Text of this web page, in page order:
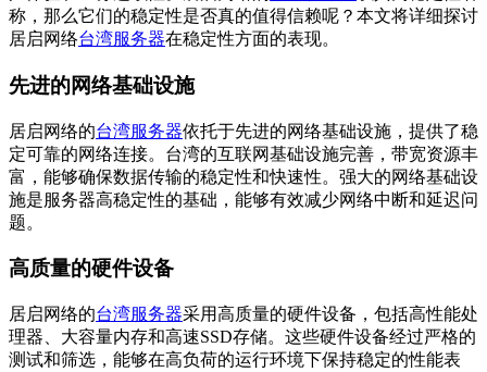
称，那么它们的稳定性是否真的值得信赖呢？本文将详细探讨
居启网络台湾服务器在稳定性方面的表现。
先进的网络基础设施
居启网络的台湾服务器依托于先进的网络基础设施，提供了稳
定可靠的网络连接。台湾的互联网基础设施完善，带宽资源丰
富，能够确保数据传输的稳定性和快速性。强大的网络基础设
施是服务器高稳定性的基础，能够有效减少网络中断和延迟问
题。
高质量的硬件设备
居启网络的台湾服务器采用高质量的硬件设备，包括高性能处
理器、大容量内存和高速SSD存储。这些硬件设备经过严格的
测试和筛选，能够在高负荷的运行环境下保持稳定的性能表